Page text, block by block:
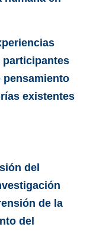
participantes
pensamiento
existentes
del
de la
del